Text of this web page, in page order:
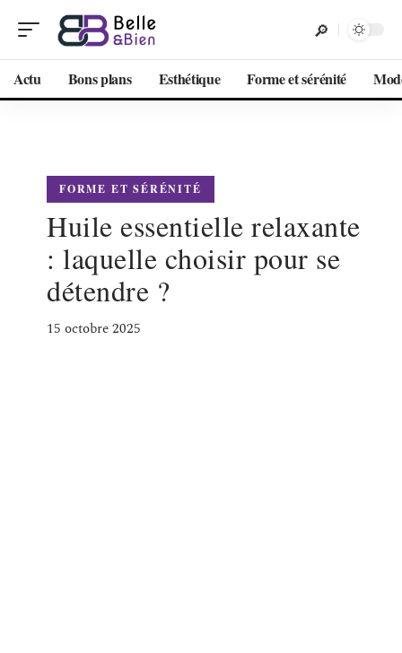
Actu Bons plans Esthétique Forme et sérénité
FORME ET SÉRÉNITÉ
Huile essentielle relaxante
: laquelle choisir pour se
détendre ?
15 octobre 2025